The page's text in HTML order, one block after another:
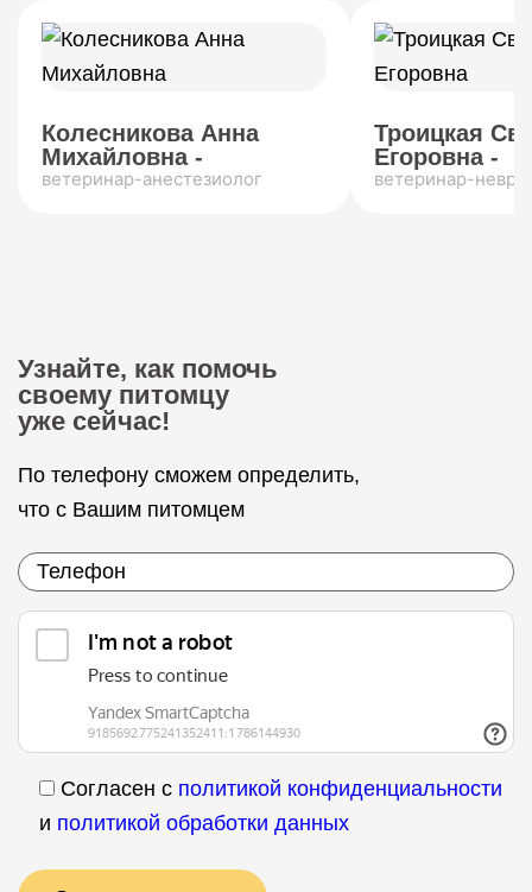
Колесникова Анна
Михайловна -
ветеринар-анестезиолог
Троицкая
Егоровна -
ветеринар-
Узнайте, как помочь
своему питомцу
уже сейчас!
По телефону сможем определить,
что с Вашим питомцем
Согласен с политикой конфиденциальности
и политикой обработки данных